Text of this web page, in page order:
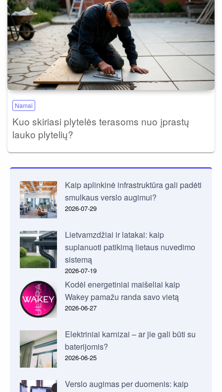
Namai
Kuo skiriasi plytelės terasoms nuo įprastų
lauko plytelių?
Kaip aplinkinė infrastruktūra gali padėti
smulkaus verslo augimui?
2026-07-29
Lietvamzdžiai ir latakai: kaip
suplanuoti patikimą lietaus nuvedimo
sistemą
2026-07-19
Kodėl energetiniai maišeliai kaip
Wakey pamažu randa savo vietą
2026-06-27
Elektriniai karnizai – ar jie gali būti su
baterijomis?
2026-06-25
Verslo augimas per duomenis: kaip